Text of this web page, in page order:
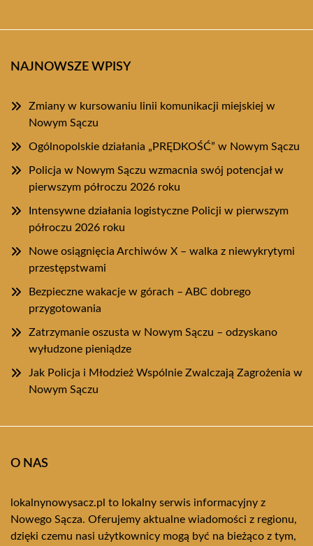
NAJNOWSZE WPISY
Zmiany w kursowaniu linii komunikacji miejskiej w
Nowym Sączu
Ogólnopolskie działania „PRĘDKOŚĆ” w Nowym Sączu
Policja w Nowym Sączu wzmacnia swój potencjał w
pierwszym półroczu 2026 roku
Intensywne działania logistyczne Policji w pierwszym
półroczu 2026 roku
Nowe osiągnięcia Archiwów X – walka z niewykrytymi
przestępstwami
Bezpieczne wakacje w górach – ABC dobrego
przygotowania
Zatrzymanie oszusta w Nowym Sączu – odzyskano
wyłudzone pieniądze
Jak Policja i Młodzież Wspólnie Zwalczają Zagrożenia w
Nowym Sączu
O NAS
lokalnynowysacz.pl to lokalny serwis informacyjny z
Nowego Sącza. Oferujemy aktualne wiadomości z regionu,
dzięki czemu nasi użytkownicy mogą być na bieżąco z tym,